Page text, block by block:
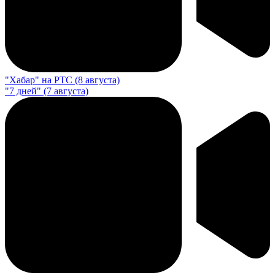
"Хабар" на РТС (8 августа)
"7 дней" (7 августа)